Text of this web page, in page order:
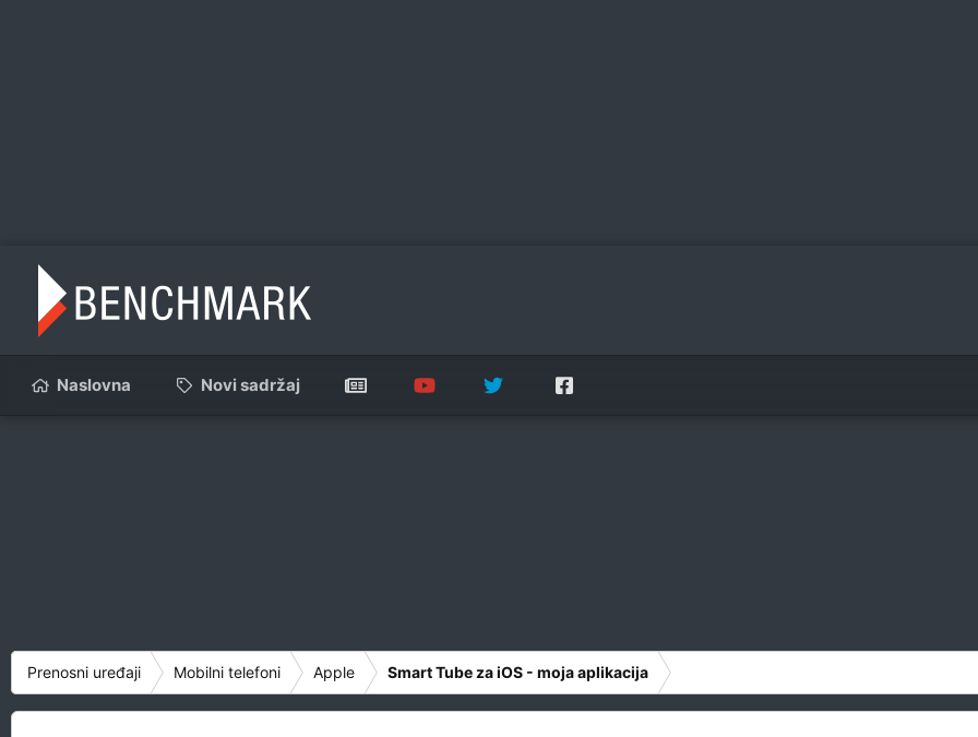
Naslovna Novi sadržaj
Prenosni uređaji Mobilni telefoni Apple Smart Tube za iOS - moja aplikacija